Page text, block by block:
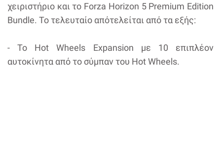
χειριστήριο και το Forza Horizon 5 Premium Edition
Bundle. Το τελευταίο απότελείται από τα εξής:
- Το Hot Wheels Expansion με 10 επιπλέον
αυτοκίνητα από το σύμπαν του Hot Wheels.